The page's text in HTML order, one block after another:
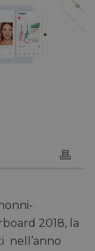
2018, la
nell’anno